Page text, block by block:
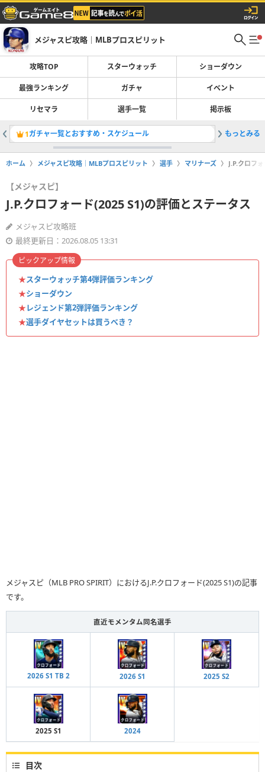
メジャスピ攻略｜MLBプロスピリット
攻略TOP スターウォッチ ショーダウン
最強ランキング ガチャ イベント
リセマラ 選手一覧 掲示板
1ガチャ一覧とおすすめ・スケジュール 2OTWお
もっとみる
ホーム メジャスピ攻略｜MLBプロスピリット 選手 マリナーズ J.P.クロフ
【メジャスピ】
J.P.クロフォード(2025 S1)の評価とステータス
メジャスピ攻略班
最終更新日：2026.08.05 13:31
★スターウォッチ第4弾評価ランキング
★ショーダウン
★レジェンド第2弾評価ランキング
★選手ダイヤセットは買うべき？
ピックアップ情報
メジャスピ（MLB PRO SPIRIT）におけるJ.P.クロフォード(2025 S1)の記事
です。
直近モメンタム同名選手
2026 S1 TB 2 2026 S1 2025 S2
2025 S1 2024
目次